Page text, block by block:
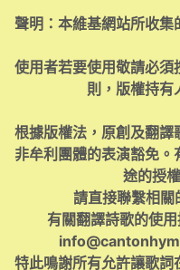
聲明：本維基網站所收
使用者若要使用敬請必
則，版權持有
根據版權法，原創及翻
非牟利團體的表演豁免。
途的授
請直接聯繫相關
有關翻譯詩歌的使
特此鳴謝所有允許讓歌